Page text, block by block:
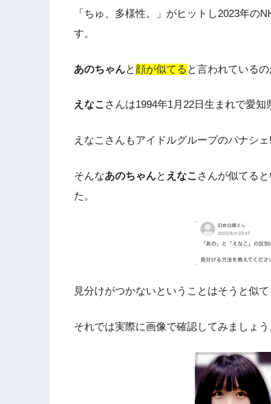
「ちゅ、多様性。」がヒットし2023年の
す。
あのちゃんと 顔が似てる と言われている
えなこ さんは1994年1月22日生まれで愛知
えなこさんもアイドルグループのパナシ
そんなあのちゃんと えなこ さんが似てる
た。
見分けがつかないということはそうと似
それでは実際に画像で確認してみましょ